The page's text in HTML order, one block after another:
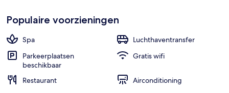
i
e
e
Populaire voorzieningen
Spa
Luchthaventransfer
Parkeerplaatsen
beschikbaar
Gratis wifi
Restaurant
Airconditioning